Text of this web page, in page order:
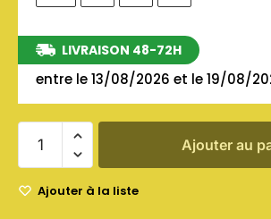
LIVRAISON 48-72H
entre le 13/08/2026 et le 19/08/
Ajouter au
Ajouter à la liste